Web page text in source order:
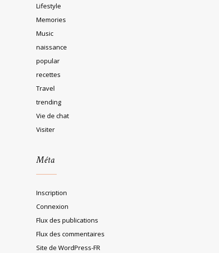
Lifestyle
Memories
Music
naissance
popular
recettes
Travel
trending
Vie de chat
Visiter
Méta
Inscription
Connexion
Flux des publications
Flux des commentaires
Site de WordPress-FR